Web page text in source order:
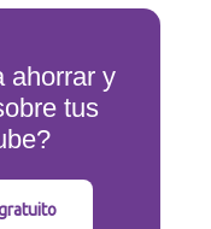
ahorrar y
tus